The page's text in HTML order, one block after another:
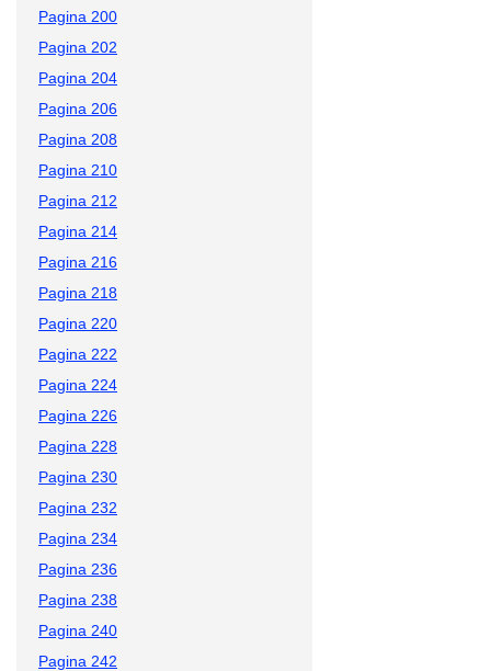
Pagina 200
Pagina 202
Pagina 204
Pagina 206
Pagina 208
Pagina 210
Pagina 212
Pagina 214
Pagina 216
Pagina 218
Pagina 220
Pagina 222
Pagina 224
Pagina 226
Pagina 228
Pagina 230
Pagina 232
Pagina 234
Pagina 236
Pagina 238
Pagina 240
Pagina 242